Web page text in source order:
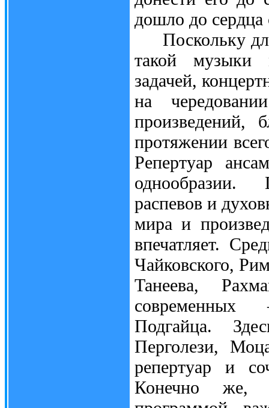
дошло до
Поскольку
такой музыки
задачей,
на
произведений,
протяжении
Репертуар
однообразии.
распевов и
мира и
впечатляет.
Чайковского,
Танеева,
современных
Подгайца.
Перголези,
репертуар и
Конечно же,